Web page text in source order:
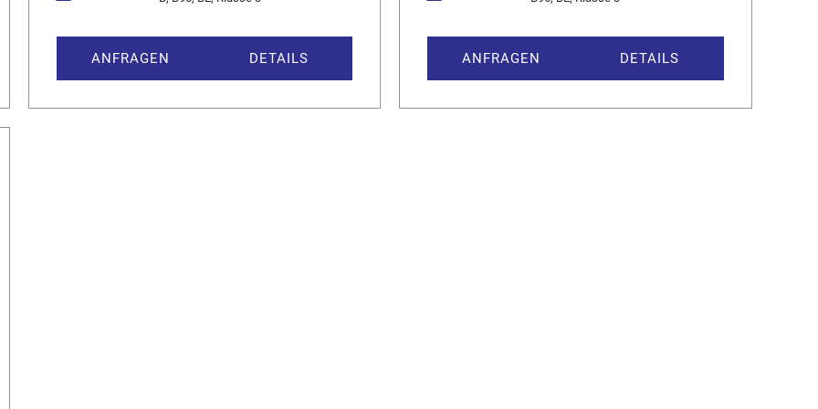
ANFRAGEN DETAILS ANFRAGEN DETAILS